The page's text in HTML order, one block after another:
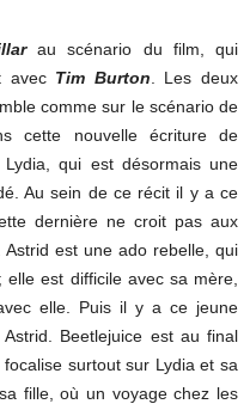
au scénario du film, qui
avecTim Burton . Les deux
comme sur le scénario de
cette nouvelle écriture de
qui est désormais une
Au sein de ce récit il y a ce
dernière ne croit pas aux
est une ado rebelle, qui
est difficile avec sa mère,
elle. Puis il y a ce jeune
Beetlejuice est au final
surtout sur Lydia et sa
fille, où un voyage chez les